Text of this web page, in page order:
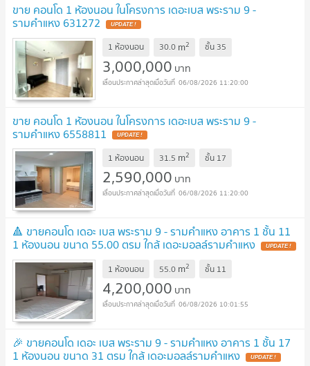
ขาย คอนโด 1 ห้องนอน ในโครงการ เดอะเบส พระราม 9 -
รามคำแหง 631272 UPDATE !
1 ห้องนอน 30.0 m2 ชั้น 35
3,000,000 บาท
06/08/2026 11:20:00
ขาย คอนโด 1 ห้องนอน ในโครงการ เดอะเบส พระราม 9 -
รามคำแหง 6558811 UPDATE !
1 ห้องนอน 31.5 m2 ชั้น 17
2,590,000 บาท
06/08/2026 11:20:00
🔺 ขายคอนโด เดอะ เบส พระราม 9 - รามคำแหง อาคาร 1 ชั้น 11
1 ห้องนอน ขนาด 55.00 ตรม ใกล้ เดอะมอลล์รามคำแหง UPDATE !
1 ห้องนอน 55.0 m2 ชั้น 11
4,200,000 บาท
06/08/2026 10:01:55
🎉 ขายคอนโด เดอะ เบส พระราม 9 - รามคำแหง อาคาร 1 ชั้น 17
1 ห้องนอน ขนาด 31 ตรม ใกล้ เดอะมอลล์รามคำแหง UPDATE !